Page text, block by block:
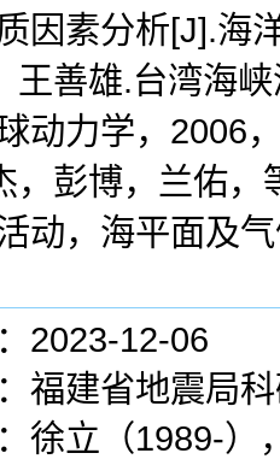
因素分析[J].海
王善雄.台湾海
动力学，2006
，彭博，兰佑
动，海平面及
2023-12-06
福建省地震局
徐立（1989-）